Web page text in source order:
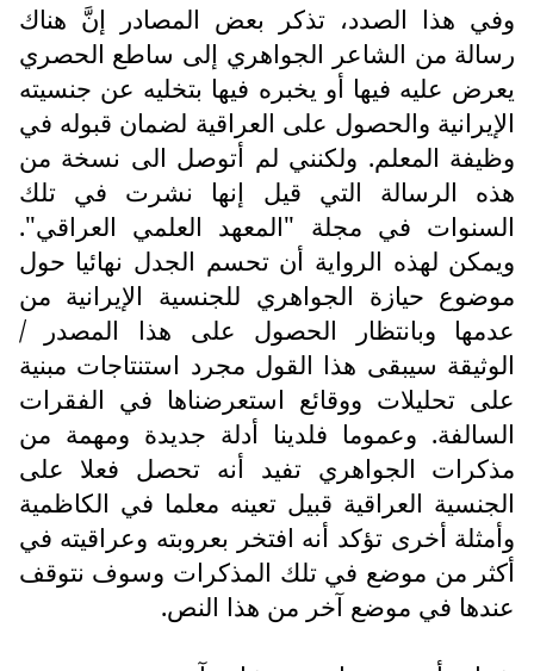
وفي هذا الصدد، تذكر بعض المصادر إنَّ هناك
رسالة من الشاعر الجواهري إلى ساطع الحصري
يعرض عليه فيها أو يخبره فيها بتخليه عن جنسيته
الإيرانية والحصول على العراقية لضمان قبوله في
وظيفة المعلم. ولكنني لم أتوصل الى نسخة من
هذه الرسالة التي قيل إنها نشرت في تلك
السنوات في مجلة "المعهد العلمي العراقي".
ويمكن لهذه الرواية أن تحسم الجدل نهائيا حول
موضوع حيازة الجواهري للجنسية الإيرانية من
عدمها وبانتظار الحصول على هذا المصدر /
الوثيقة سيبقى هذا القول مجرد استنتاجات مبنية
على تحليلات ووقائع استعرضناها في الفقرات
السالفة. وعموما فلدينا أدلة جديدة ومهمة من
مذكرات الجواهري تفيد أنه تحصل فعلا على
الجنسية العراقية قبيل تعينه معلما في الكاظمية
وأمثلة أخرى تؤكد أنه افتخر بعروبته وعراقيته في
أكثر من موضع في تلك المذكرات وسوف نتوقف
عندها في موضع آخر من هذا النص.